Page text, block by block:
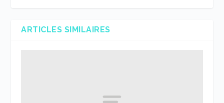
ARTICLES SIMILAIRES